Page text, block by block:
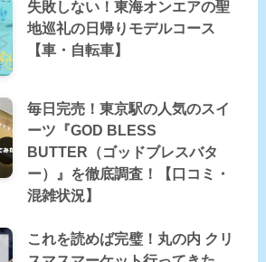
失敗しない！東海オンエアの聖
地巡礼の日帰りモデルコース
【車・自転車】
毎日完売！東京駅の人気のスイ
ーツ『GOD BLESS
BUTTER（ゴッドブレスバタ
ー）』を徹底調査！【口コミ・
混雑状況】
これを読めば完璧！丸の内 クリ